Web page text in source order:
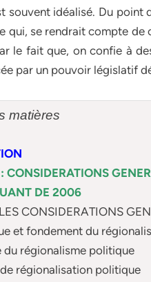
souvent idéalisé. Du point
qui, se rendrait compte
le fait que, on confie à
par un pouvoir législatif
matières
CONSIDERATIONS
DE 2006
CONSIDERATIONS
et fondement du
du régionalisme politique
régionalisation politique